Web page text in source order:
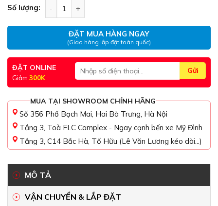
Số lượng:
ĐẶT MUA HÀNG NGAY
(Giao hàng lắp đặt toàn quốc)
ĐẶT ONLINE
Giảm 300K
MUA TẠI SHOWROOM CHÍNH HÃNG
Số 356 Phố Bạch Mai, Hai Bà Trưng, Hà Nội
Tầng 3, Toà FLC Complex - Ngay cạnh bến xe Mỹ Đình
Tầng 3, C14 Bắc Hà, Tố Hữu (Lê Văn Lương kéo dài...)
MÔ TẢ
VẬN CHUYỂN & LẮP ĐẶT